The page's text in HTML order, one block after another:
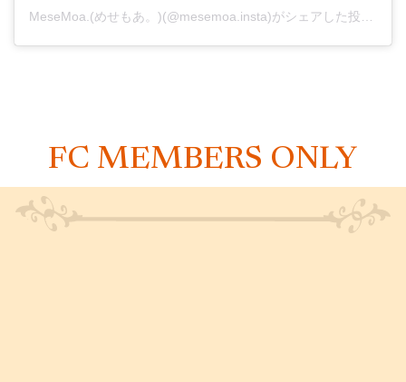
FC MEMBERS ONLY